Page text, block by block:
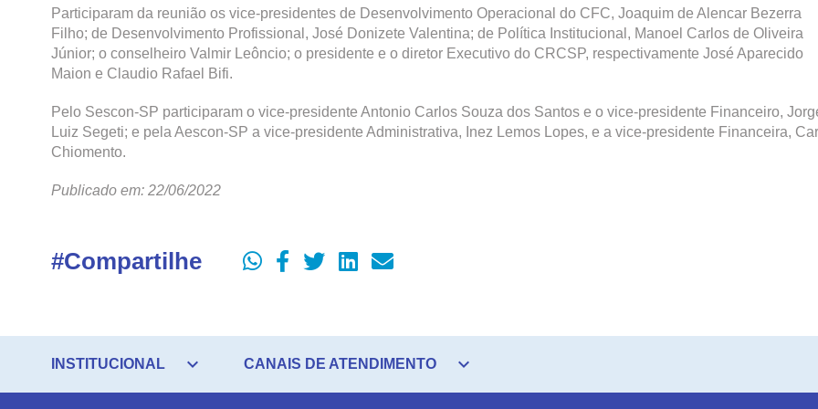
Participaram da reunião os vice-presidentes de Desenvolvimento Operacional do CFC, Joaquim de Alencar Bezerra
Filho; de Desenvolvimento Profissional, José Donizete Valentina; de Política Institucional, Manoel Carlos de Oliveira
Júnior; o conselheiro Valmir Leôncio; o presidente e o diretor Executivo do CRCSP, respectivamente José Aparecido
Maion e Claudio Rafael Bifi.
Pelo Sescon-SP participaram o vice-presidente Antonio Carlos Souza dos Santos e o vice-presidente Financeiro,
Luiz Segeti; e pela Aescon-SP a vice-presidente Administrativa, Inez Lemos Lopes, e a vice-presidente Financeira,
Chiomento.
Publicado em: 22/06/2022
#Compartilhe
INSTITUCIONAL expand_more CANAIS DE ATENDIMENTO expand_more